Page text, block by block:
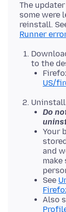
The
some were
reinstall.
Runner
to the
US/
Do
Your
and
make
See
Also